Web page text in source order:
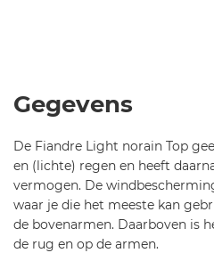
sf
-f
i
a
n
NORAIN
TOP-
Fluo/Black
SF-
L
Gegevens
De Fiandre Light norain Top
en (lichte) regen en heeft
vermogen. De
waar je die het meeste kan
de bovenarmen. Daarboven is
de rug en op de armen.